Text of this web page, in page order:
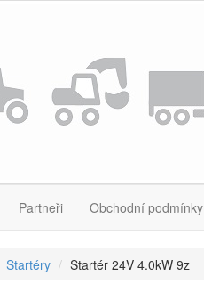
Partneři Obchodní podmínky
Startéry Startér 24V 4.0kW 9z